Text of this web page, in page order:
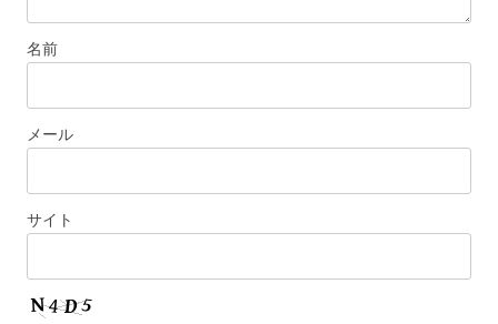
名前
メール
サイト